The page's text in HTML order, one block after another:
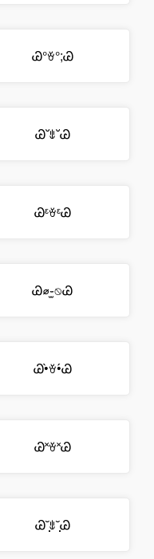
Ꮚ°ꈊ°;Ꮚ
Ꮚ˘ꍓ˘Ꮚ
ᏊᵋꈊᵋᏊ
Ꮚ⌀֊̫⍉Ꮚ
Ꮚ•̀ꈊ•́Ꮚ
Ꮚ˟ꈊ˟Ꮚ
Ꮚ˘̩̩̩ꍓ˘̩̩̩Ꮚ